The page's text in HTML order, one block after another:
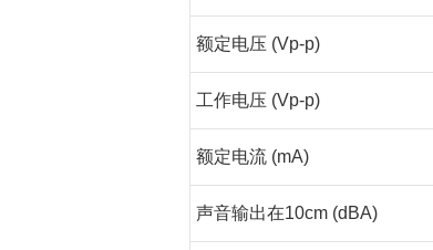
额定电压 (Vp-p)
工作电压 (Vp-p)
额定电流 (mA)
声音输出在10cm (dBA)